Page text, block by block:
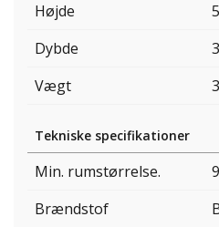
Højde
Dybde
Vægt
Tekniske specifikationer
Min. rumstørrelse.
Brændstof